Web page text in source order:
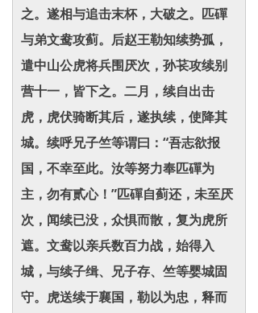
之。遂相与追击末杯，大破之。匹磾
与弟文鸯攻蓟。后赵王勒知续势孤，
遣中山公虎将兵围厌次，孙苌攻续别
营十一，皆下之。二月，续自出击
虎，虎伏骑断其后，遂执续，使降其
城。续呼兄子竺等谓曰：“吾志欲报
国，不幸至此。汝等努力奉匹磾为
主，勿有贰心！”匹磾自蓟还，未至厌
次，闻续已没，众惧而散，复为虎所
遮。文鸯以亲兵数百力战，始得入
城，与续子缉、兄子存、竺等婴城固
守。虎送续于襄国，勒以为忠，释而